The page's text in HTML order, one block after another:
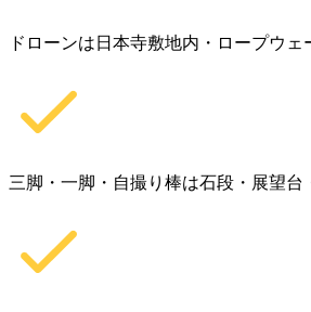
ドローンは日本寺敷地内・ロープウェ
三脚・一脚・自撮り棒は石段・展望台